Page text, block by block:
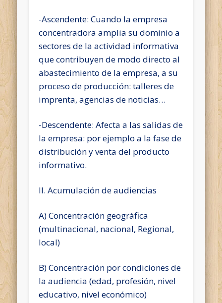
-Ascendente: Cuando la empresa
concentradora amplia su dominio a
sectores de la actividad informativa
que contribuyen de modo directo al
abastecimiento de la empresa, a su
proceso de producción: talleres de
imprenta, agencias de noticias…
-Descendente: Afecta a las salidas de
la empresa: por ejemplo a la fase de
distribución y venta del producto
informativo.
II. Acumulación de audiencias
A) Concentración geográfica
(multinacional, nacional, Regional,
local)
B) Concentración por condiciones de
la audiencia (edad, profesión, nivel
educativo, nivel económico)